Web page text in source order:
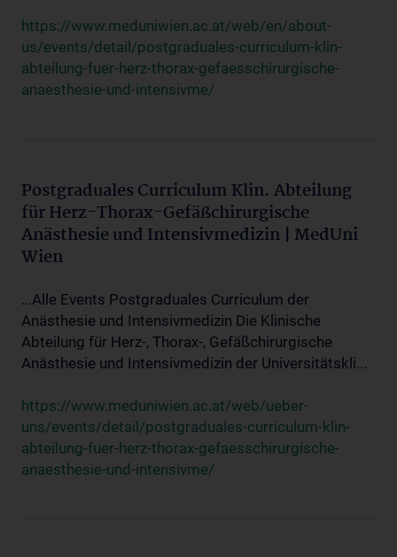
https://www.meduniwien.ac.at/web/en/about-
us/events/detail/postgraduales-curriculum-klin-
abteilung-fuer-herz-thorax-gefaesschirurgische-
anaesthesie-und-intensivme/
Postgraduales Curriculum Klin. Abteilung
für Herz-Thorax-Gefäßchirurgische
Anästhesie und Intensivmedizin | MedUni
Wien
...Alle Events Postgraduales Curriculum der
Anästhesie und Intensivmedizin Die Klinische
Abteilung für Herz-, Thorax-, Gefäßchirurgische
Anästhesie und Intensivmedizin der Universitätskli...
https://www.meduniwien.ac.at/web/ueber-
uns/events/detail/postgraduales-curriculum-klin-
abteilung-fuer-herz-thorax-gefaesschirurgische-
anaesthesie-und-intensivme/